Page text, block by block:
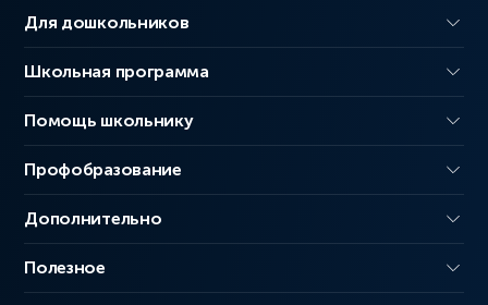
Для дошкольников
Школьная программа
Помощь школьнику
Профобразование
Дополнительно
Полезное